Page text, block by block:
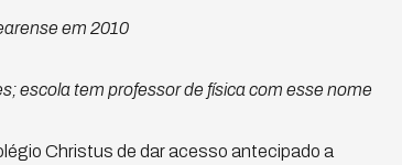
em 2010
escola tem professor de física com esse nome
Christus de dar acesso antecipado a